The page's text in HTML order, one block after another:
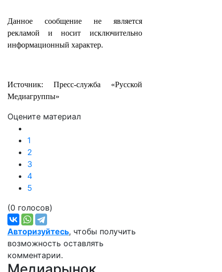
Данное сообщение не является
рекламой и носит исключительно
информационный характер.
Источник: Пресс-служба «Русской
Медиагруппы»
Оцените материал
1
2
3
4
5
(0 голосов)
Авторизуйтесь, чтобы получить
возможность оставлять
комментарии.